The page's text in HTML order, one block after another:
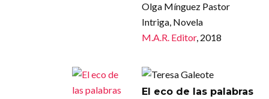
Olga Mínguez Pastor
Intriga, Novela
M.A.R. Editor, 2018
El eco de las palabras